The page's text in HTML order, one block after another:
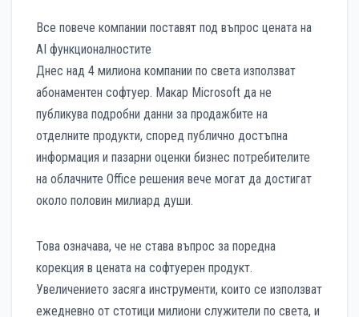
Все повече компании поставят под въпрос цената на
AI функционалностите
Днес над 4 милиона компании по света използват
абонаментен софтуер. Макар Microsoft да не
публикува подробни данни за продажбите на
отделните продукти, според публично достъпна
информация и пазарни оценки бизнес потребителите
на облачните Office решения вече могат да достигат
около половин милиард души.
Това означава, че не става въпрос за поредна
корекция в цената на софтуерен продукт.
Увеличението засяга инструменти, които се използват
ежедневно от стотици милиони служители по света, и